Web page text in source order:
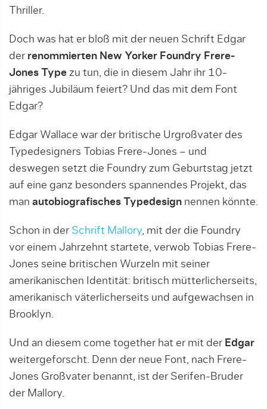
Thriller.
Doch was hat er bloß mit der neuen Schrift Edgar
der renommierten New Yorker Foundry Frere-
Jones Type zu tun, die in diesem Jahr ihr 10-
jähriges Jubiläum feiert? Und das mit dem Font
Edgar?
Edgar Wallace war der britische Urgroßvater des
Typedesigners Tobias Frere-Jones – und
deswegen setzt die Foundry zum Geburtstag jetzt
auf eine ganz besonders spannendes Projekt, das
man autobiografisches Typedesign nennen könnte.
Schon in der Schrift Mallory, mit der die Foundry
vor einem Jahrzehnt startete, verwob Tobias Frere-
Jones seine britischen Wurzeln mit seiner
amerikanischen Identität: britisch mütterlicherseits,
amerikanisch väterlicherseits und aufgewachsen in
Brooklyn.
Und an diesem come together hat er mit der Edgar
weitergeforscht. Denn der neue Font, nach Frere-
Jones Großvater benannt, ist der Serifen-Bruder
der Mallory.